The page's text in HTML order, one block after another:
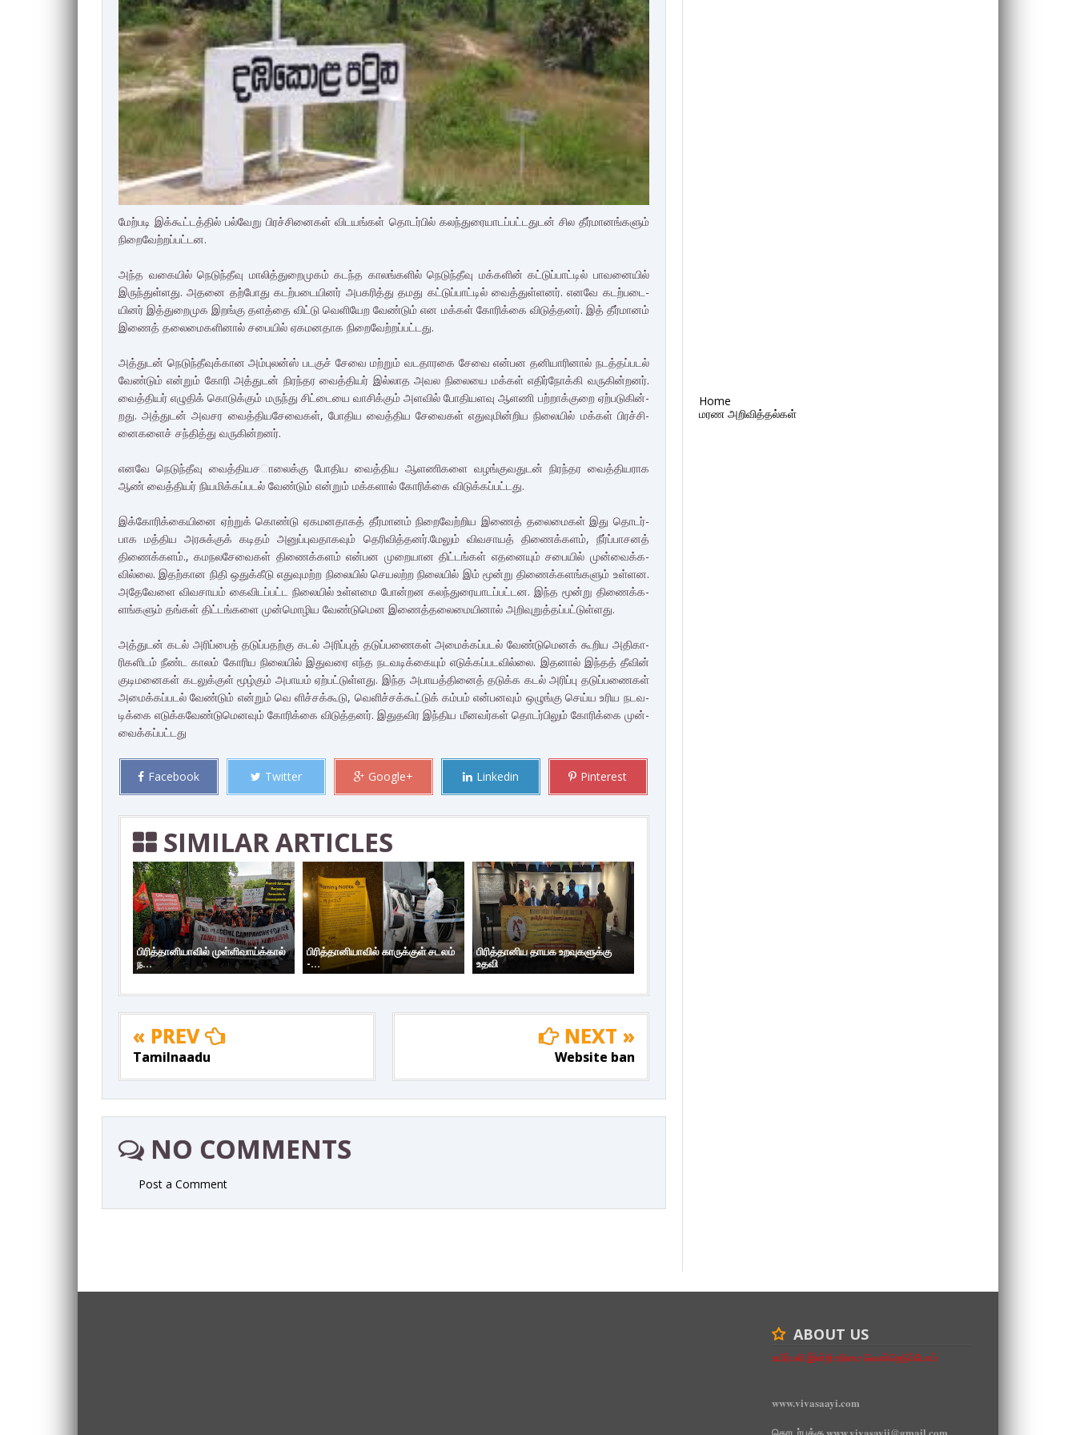
மேற்­படி இக்­கூட்­டத்தில் பல்­வேறு பிரச்­சி­னைகள் விட­யங்கள் தொடர்பில் கலந்­து­ரை­யா­டப்­பட்­ட­துடன் சில தீர்­மா­னங்­களும்
நிறை­வேற்­றப்­பட்­டன.
அந்த வகையில் நெடுந்­தீவு மாலித்­து­றை­முகம் கடந்த காலங்­களில் நெடுந்­தீவு மக்­களின் கட்­டுப்­பாட்டில் பாவ­னையில்
இருந்­துள்­ளது. அதனை தற்­போது கடற்­ப­டை­யினர் அப­க­ரித்து தமது கட்­டுப்­பாட்டில் வைத்­துள்­ளனர். எனவே கடற்­ப­டை­
யினர் இத்­து­றை­முக இறங்கு தளத்தை விட்டு வெளியேற வேண்டும் என மக்கள் கோரிக்கை விடுத்­தனர். இத் தீர்­மானம்
இணைத் தலை­மை­க­ளினால் சபையில் ஏக­ம­ன­தாக நிறை­வேற்­றப்­பட்­டது.
அத்­துடன் நெடுந்­தீ­வுக்­கான அம்புலன்ஸ் படகுச் சேவை மற்றும் வட­தா­ரகை சேவை என்­பன தனி­யா­ரினால் நடத்­தப்­படல்
வேண்டும் என்றும் கோரி அத்­துடன் நிரந்­தர வைத்­தியர் இல்­லாத அவல நிலையை மக்கள் எதிர்­நோக்கி வரு­கின்­றனர்.
வைத்­தியர் எழுதிக் கொடுக்கும் மருந்து சிட்­டையை வாசிக்கும் அளவில் போதி­ய­ளவு ஆளணி பற்­றாக்­குறை ஏற்­ப­டு­கின்­
றது. அத்­துடன் அவ­சர வைத்­தி­ய­சே­வைகள், போதிய வைத்­திய சேவைகள் எது­வு­மின்­றிய நிலையில் மக்கள் பிரச்­சி­
னை­களைச் சந்­தித்து வரு­கின்­றனர்.
எனவே நெடுந்­தீவு வைத்­தி­ய­ச­ாலைக்கு போதிய வைத்­திய ஆள­ணி­களை வழங்­கு­வ­துடன் நிரந்­தர வைத்­தி­ய­ராக
ஆண் வைத்­தியர் நியமிக்­கப்­படல் வேண்டும் என்றும் மக்­களால் கோரிக்கை விடுக்­கப்­பட்­டது.
இக்­கோ­ரிக்­கை­யினை ஏற்றுக் கொண்டு ஏக­ம­ன­தாகத் தீர்­மானம் நிறை­வேற்­றிய இணைத் தலை­மைகள் இது தொடர்­
பாக மத்­திய அர­சுக்குக் கடிதம் அனுப்­பு­வ­தா­கவும் தெரி­வித்­தனர்.மேலும் விவ­சாயத் திணைக்­களம், நீர்ப்­பா­சனத்
திணைக்­களம்., கம­ந­ல­சே­வைகள் திணைக்­களம் என்­பன முறை­யான திட்­டங்கள் எத­னையும் சபையில் முன்­வைக்­க­
வில்லை. இதற்­கான நிதி ஒதுக்­கீடு எது­வு­மற்ற நிலையில் செய­லற்ற நிலையில் இம் மூன்று திணைக்­க­ளங்­களும் உள்­ளன.
அதே­வேளை விவ­சாயம் கைவி­டப்­பட்ட நிலையில் உள்­ளமை போன்­றன கலந்­து­ரை­யா­டப்­பட்­டன. இந்த மூன்று திணைக்­க­
ளங்­களும் தங்கள் திட்­டங்­களை முன்­மொ­ழிய வேண்­டு­மென இணைத்­த­லை­மை­யினால் அறி­வு­றுத்­தப்­பட்­டுள்­ளது.
அத்­துடன் கடல் அரிப்பைத் தடுப்­ப­தற்கு கடல் அரிப்புத் தடுப்­ப­ணைகள் அமைக்­கப்­படல் வேண்­டு­மெனக் கூறிய அதி­கா­
ரி­க­ளிடம் நீண்ட காலம் கோரிய நிலையில் இது­வரை எந்த நட­வ­டிக்­கையும் எடுக்­கப்­ப­ட­வில்லை. இதனால் இந்தத் தீவின்
குடி­ம­னைகள் கட­லுக்குள் மூழ்கும் அபாயம் ஏற்­பட்­டுள்­ளது. இந்த அபா­யத்­தினைத் தடுக்க கடல் அரிப்பு தடுப்­ப­ணைகள்
அமைக்­கப்­படல் வேண்டும் என்றும் வெ ளிச்­சக்­கூடு, வெளிச்­சக்­கூட்டுக் கம்பம் என்­ப­னவும் ஒழுங்கு செய்ய உரிய நட­வ­
டிக்கை எடுக்­க­வேண்­டு­மெ­னவும் கோரிக்கை விடுத்­தனர். இது­த­விர இந்­திய மீன­வர்கள் தொடர்­பிலும் கோரிக்கை முன்­
வைக்­கப்­பட்­டது
Facebook Twitter Google+ Linkedin Pinterest
SIMILAR ARTICLES
பிரித்தானியாவில் முள்ளிவாய்க்கால்
ந...
பிரித்தானியாவில் காருக்குள் சடலம்
-...
பிரித்தானிய தாயக உறவுகளுக்கு
உதவி
« PREV
Tamilnaadu
NEXT »
Website ban
NO COMMENTS
Post a Comment
Home
மரண அறிவித்தல்கள்
ABOUT US
உயிர்பலி இன்றி உரிமை வென்றெடுப்போம்
www.vivasaayi.com